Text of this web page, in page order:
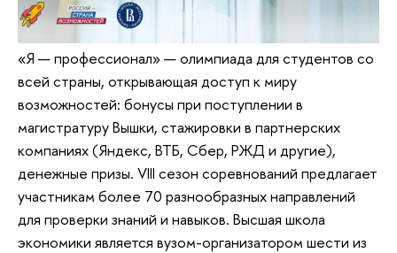
«Я — профессионал» — олимпиада для студентов со
всей страны, открывающая доступ к миру
возможностей: бонусы при поступлении в
магистратуру Вышки, стажировки в партнерских
компаниях (Яндекс, ВТБ, Сбер, РЖД и другие),
денежные призы. VIII сезон соревнований предлагает
участникам более 70 разнообразных направлений
для проверки знаний и навыков. Высшая школа
экономики является вузом-организатором шести из